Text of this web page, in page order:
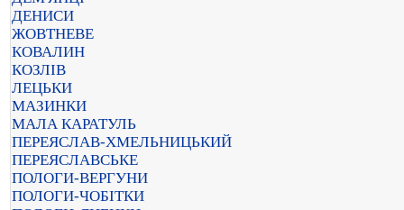
ДЕНИСИ
ЖОВТНЕВЕ
КОВАЛИН
КОЗЛІВ
ЛЕЦЬКИ
МАЗИНКИ
МАЛА КАРАТУЛЬ
ПЕРЕЯСЛАВ-ХМЕЛЬНИЦЬКИЙ
ПЕРЕЯСЛАВСЬКЕ
ПОЛОГИ-ВЕРГУНИ
ПОЛОГИ-ЧОБІТКИ